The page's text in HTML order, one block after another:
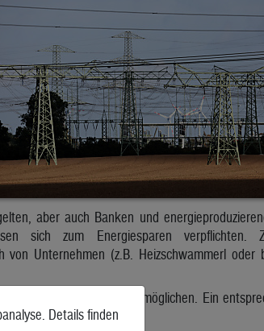
aber auch Banken und
sich zum Energiesparen verpflichten.
Unternehmen (z.B. Heizschwammerl oder
in Lokalen zu ermöglichen. Ein
keine Mehrheit.
Details finden